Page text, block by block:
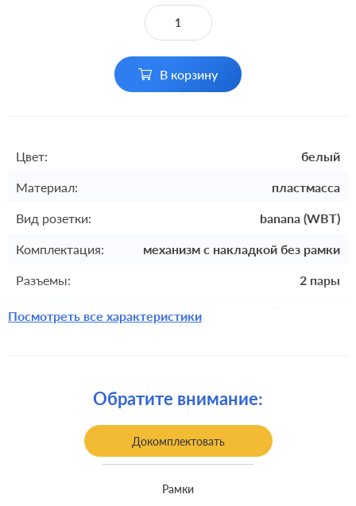
В корзину
Посмотреть все характеристики
Цвет: белый
Материал: пластмасса
Вид розетки: banana (WBT)
Комплектация: механизм с накладкой без рамки
Разъемы: 2 пары
Монтаж:
возможностью накладного монтажа
Обратите внимание:
Докомплектовать
Рамки